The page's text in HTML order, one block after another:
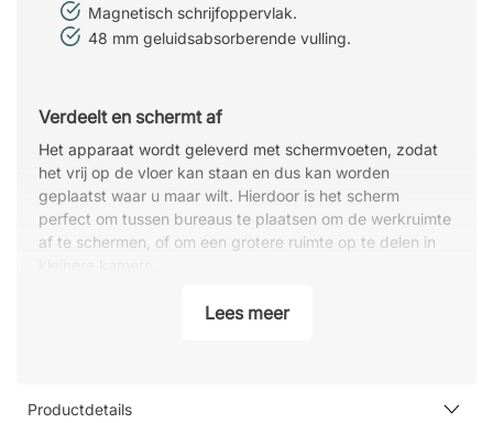
Magnetisch schrijfoppervlak.
48 mm geluidsabsorberende vulling.
Verdeelt en schermt af
Het apparaat wordt geleverd met schermvoeten, zodat
het vrij op de vloer kan staan en dus kan worden
geplaatst waar u maar wilt. Hierdoor is het scherm
perfect om tussen bureaus te plaatsen om de werkruimte
af te schermen, of om een grotere ruimte op te delen in
Gemakkelijk te verplaatsen
verplaatsen is, bijvoorbeeld bij het schoonmaken of het
Lees meer
Productdetails